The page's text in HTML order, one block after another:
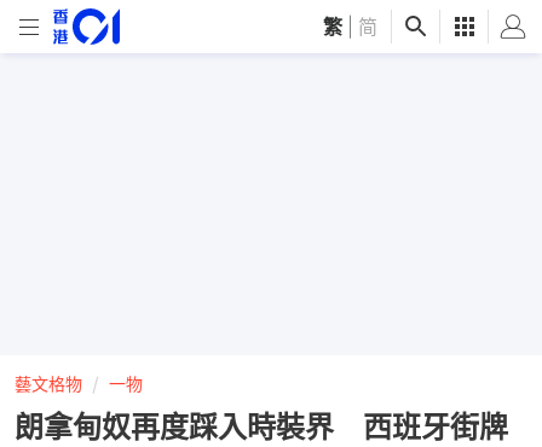
繁 简
藝文格物 一物
朗拿甸奴再度踩入時裝界 西班牙街牌